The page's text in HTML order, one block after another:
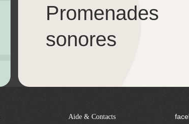
Promenades
sonores
Aide & Contacts